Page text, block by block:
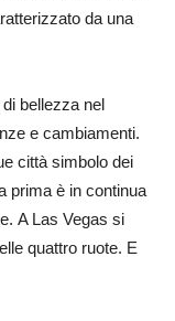
da una
bellezza nel
e cambiamenti.
città simbolo dei
prima è in continua
A Las Vegas si
quattro ruote. E